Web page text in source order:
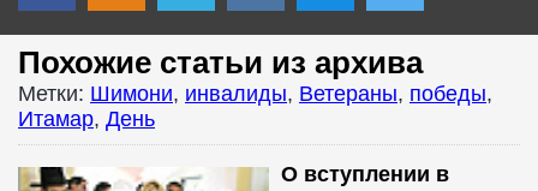
Похожие статьи из архива
Метки: Шимони, инвалиды, Ветераны, победы,
Итамар, День
О вступлении в